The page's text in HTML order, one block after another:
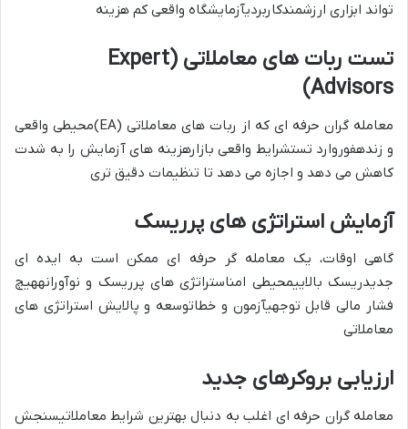
تواند ابزاری ارزشمندکاربردیآزمایشگاه واقعی کم هزینه
تست ربات های معاملاتی (Expert
Advisors)
معامله گران حرفه ای که از ربات های معاملاتی (EA)
محیطی واقعی
و زندهفوروارد تستشرایط واقعی بازارهزینه های آزمایش را به شدت
کاهش می دهد و اجازه می دهد تا تنظیمات دقیق تری
آزمایش استراتژی های پرریسک
گاهی اوقات، یک معامله گر حرفه ای ممکن است به ایده ای
جدیدریسک بالاییمحیطی امناستراتژی های پرریسک و نوآورانههیچ
فشار مالی قابل توجهیآزمون و خطاتوسعه و پالایش استراتژی های
معاملاتی
ارزیابی بروکرهای جدید
معامله گران حرفه ای اغلب به دنبال بهترین شرایط معاملاتیسنجش